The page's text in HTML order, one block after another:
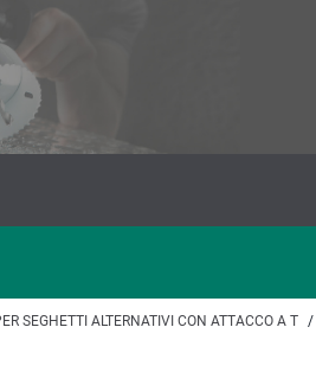
SEGHETTI ALTERNATIVI CON ATTACCO A T